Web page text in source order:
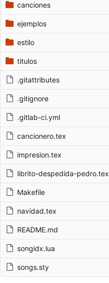
canciones
ejemplos
estilo
titulos
.gitattributes
.gitignore
.gitlab-ci.yml
cancionero.tex
impresion.tex
librito-despedida-pedro.tex
Makefile
navidad.tex
README.md
songidx.lua
songs.sty